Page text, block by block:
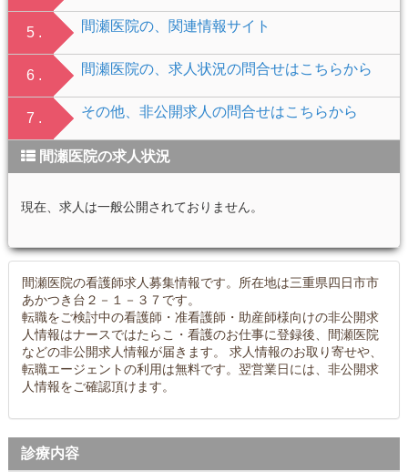
5 . 間瀬医院の、関連情報サイト
6 . 間瀬医院の、求人状況の問合せはこちらから
7 . その他、非公開求人の問合せはこちらから
間瀬医院の求人状況
現在、求人は一般公開されておりません。
間瀬医院の看護師求人募集情報です。所在地は三重県四日市市
あかつき台２－１－３７です。
転職をご検討中の看護師・准看護師・助産師様向けの非公開求
人情報はナースではたらこ・看護のお仕事に登録後、間瀬医院
などの非公開求人情報が届きます。 求人情報のお取り寄せや、
転職エージェントの利用は無料です。翌営業日には、非公開求
人情報をご確認頂けます。
診療内容